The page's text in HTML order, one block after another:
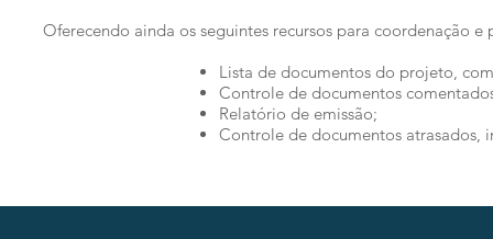
Oferecendo ainda os seguintes recursos para coordenação
Lista de documentos do projeto,
Controle de documentos
Relatório de emissão;
Controle de documentos atrasados,